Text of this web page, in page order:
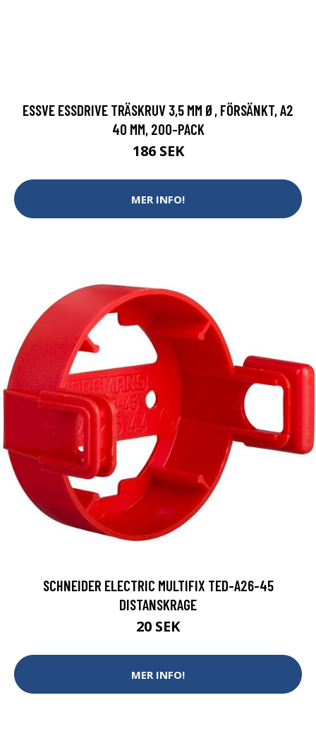
ESSVE ESSDRIVE TRÄSKRUV 3,5 MM Ø, FÖRSÄNKT, A2
40 MM, 200-PACK
186 SEK
MER INFO!
SCHNEIDER ELECTRIC MULTIFIX TED-A26-45
DISTANSKRAGE
20 SEK
MER INFO!